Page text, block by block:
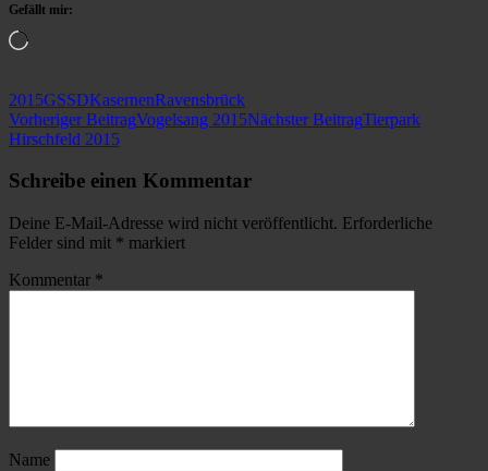
Gefällt mir:
Wird
2015GSSDKasernenRavensbrück
Beitragsnavigation
Vorheriger BeitragVogelsang 2015Nächster BeitragTierpark
Hirschfeld 2015
Schreibe einen Kommentar
Deine E-Mail-Adresse wird nicht veröffentlicht. Erforderliche
Felder sind mit * markiert
Kommentar *
Name